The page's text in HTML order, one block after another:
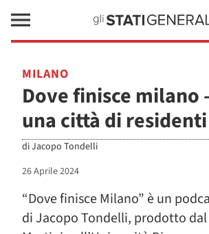
MILANO
Dove finisce milano
una città di
diJacopo Tondelli
26 Aprile 2024
“Dove finisce Milano” è un
di Jacopo Tondelli, prodotto